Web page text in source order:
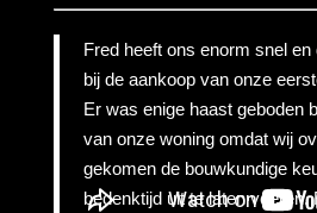
Fred heeft ons enorm snel
bij de aankoop van onze
Er was enige haast geboden
van onze woning omdat wij
gekomen de bouwkundige
bedenktijd uit te laten voeren.